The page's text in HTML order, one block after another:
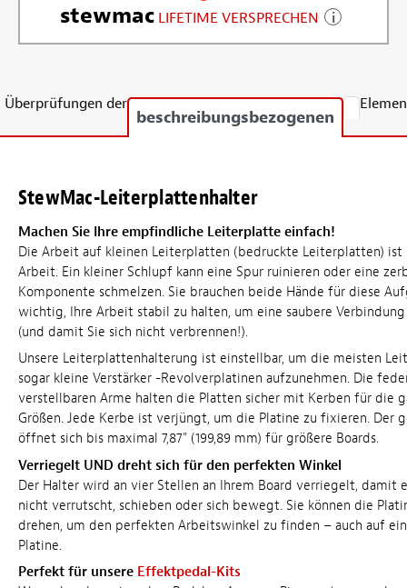
stewmac LIFETIME VERSPRECHEN
Überprüfungen der
beschreibungsbezogenen
StewMac-Leiterplattenhalter
Machen Sie Ihre empfindliche Leiterplatte einfach!
Die Arbeit auf kleinen Leiterplatten (bedruckte Leiterplatten)
Arbeit. Ein kleiner Schlupf kann eine Spur ruinieren oder eine
Komponente schmelzen. Sie brauchen beide Hände für diese
wichtig, Ihre Arbeit stabil zu halten, um eine saubere
(und damit Sie sich nicht verbrennen!).
Unsere Leiterplattenhalterung ist einstellbar, um die meisten
sogar kleine Verstärker -Revolverplatinen aufzunehmen. Die
verstellbaren Arme halten die Platten sicher mit Kerben für die
Größen. Jede Kerbe ist verjüngt, um die Platine zu fixieren. Der
öffnet sich bis maximal 7,87" (199,89 mm) für größere Boards.
Verriegelt UND dreht sich für den perfekten Winkel
Der Halter wird an vier Stellen an Ihrem Board verriegelt, damit
nicht verrutscht, schieben oder sich bewegt. Sie können die
drehen, um den perfekten Arbeitswinkel zu finden – auch auf
Platine.
Perfekt für unsere Effektpedal-Kits